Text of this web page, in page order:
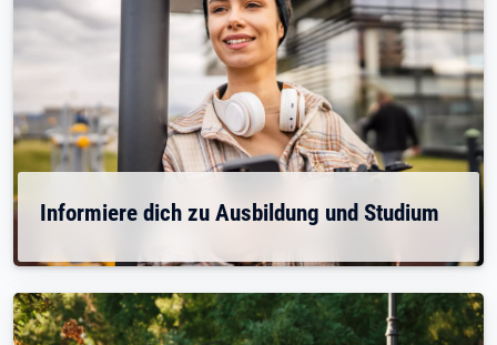
Informiere dich zu Ausbildung und Studium